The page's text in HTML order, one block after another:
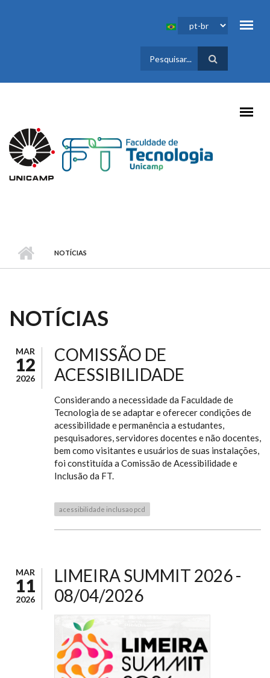
FORMULÁRIO
DE BUSCA
NOTÍCIAS
NOTÍCIAS
MAR
12
2026
COMISSÃO DE
ACESSIBILIDADE
Considerando a necessidade da Faculdade de
Tecnologia de se adaptar e oferecer condições de
acessibilidade e permanência a estudantes,
pesquisadores, servidores docentes e não docentes,
bem como visitantes e usuários de suas instalações,
foi constituída a Comissão de Acessibilidade e
Inclusão da FT.
acessibilidade inclusao pcd
MAR
11
2026
LIMEIRA SUMMIT 2026 -
08/04/2026